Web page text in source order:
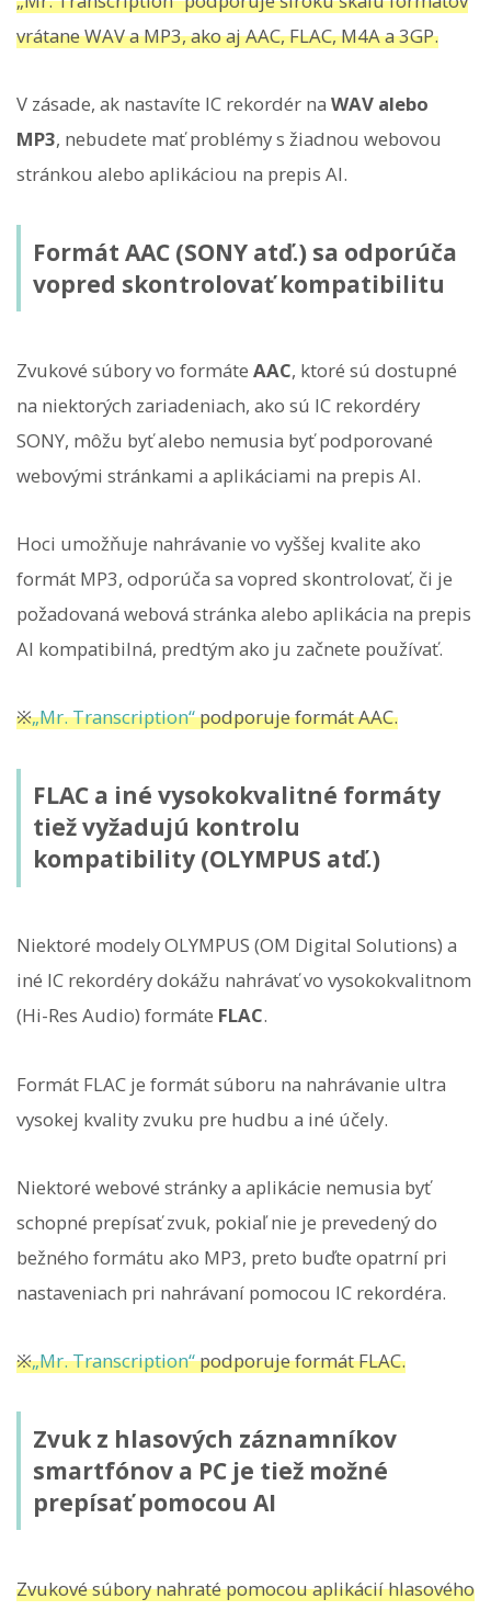
vrátane WAV a MP3, ako aj AAC, FLAC, M4A a 3GP.
V zásade, ak nastavíte IC rekordér na WAV alebo
MP3, nebudete mať problémy s žiadnou webovou
stránkou alebo aplikáciou na prepis AI.
Formát AAC (SONY atď.) sa odporúča
vopred skontrolovať kompatibilitu
Zvukové súbory vo formáte AAC, ktoré sú dostupné
na niektorých zariadeniach, ako sú IC rekordéry
SONY, môžu byť alebo nemusia byť podporované
webovými stránkami a aplikáciami na prepis AI.
Hoci umožňuje nahrávanie vo vyššej kvalite ako
formát MP3, odporúča sa vopred skontrolovať, či je
požadovaná webová stránka alebo aplikácia na prepis
AI kompatibilná, predtým ako ju začnete používať.
※„Mr. Transcription“podporuje formát AAC.
FLAC a iné vysokokvalitné formáty
tiež vyžadujú kontrolu
kompatibility (OLYMPUS atď.)
Niektoré modely OLYMPUS (OM Digital Solutions) a
iné IC rekordéry dokážu nahrávať vo vysokokvalitnom
(Hi-Res Audio) formáte FLAC.
Formát FLAC je formát súboru na nahrávanie ultra
vysokej kvality zvuku pre hudbu a iné účely.
Niektoré webové stránky a aplikácie nemusia byť
schopné prepísať zvuk, pokiaľ nie je prevedený do
bežného formátu ako MP3, preto buďte opatrní pri
nastaveniach pri nahrávaní pomocou IC rekordéra.
※„Mr. Transcription“podporuje formát FLAC.
Zvuk z hlasových záznamníkov
smartfónov a PC je tiež možné
prepísať pomocou AI
Zvukové súbory nahraté pomocou aplikácií hlasového